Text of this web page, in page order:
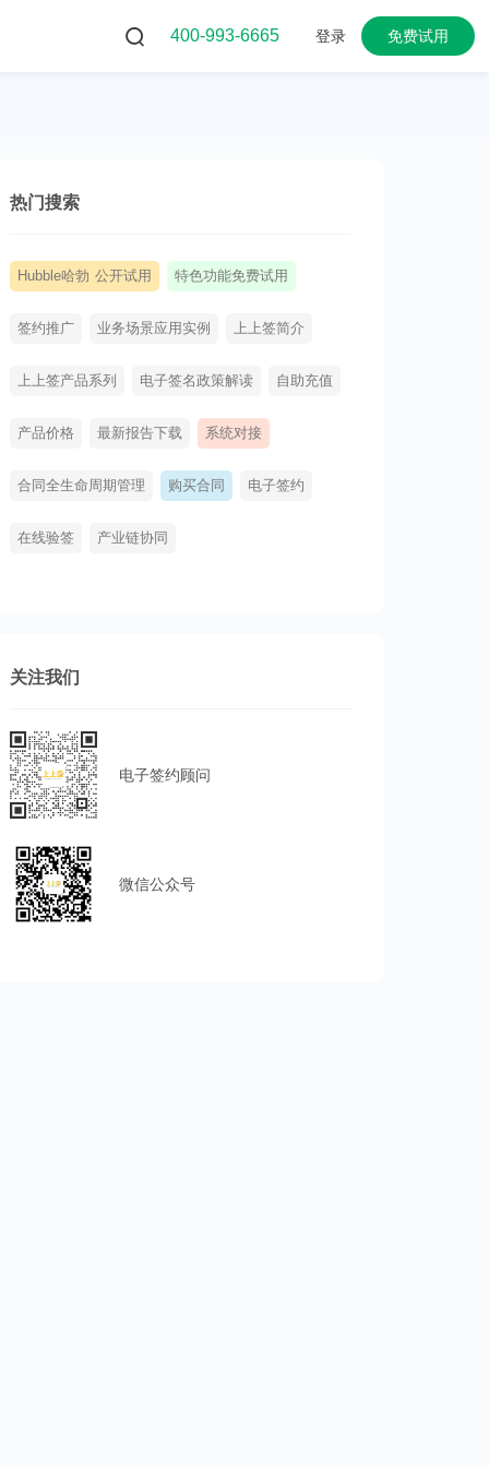
400-993-6665 登录 免费试用
热门搜索
Hubble哈勃 公开试用 特色功能免费试用
签约推广 业务场景应用实例 上上签简介
上上签产品系列 电子签名政策解读 自助充值
产品价格 最新报告下载 系统对接
合同全生命周期管理 购买合同 电子签约
在线验签 产业链协同
关注我们
电子签约顾问
微信公众号